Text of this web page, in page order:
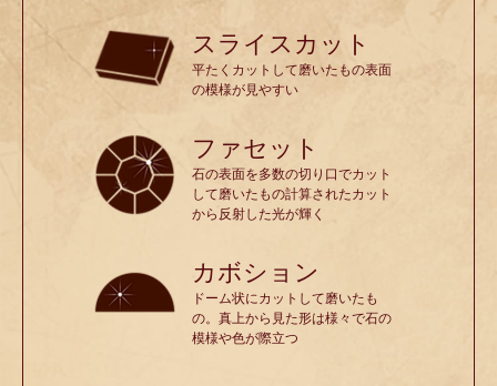
スライスカット
平たくカットして磨いたもの表面
の模様が見やすい
ファセット
石の表面を多数の切り口でカット
して磨いたもの計算されたカット
から反射した光が輝く
カボション
ドーム状にカットして磨いたも
の。真上から見た形は様々で石の
模様や色が際立つ